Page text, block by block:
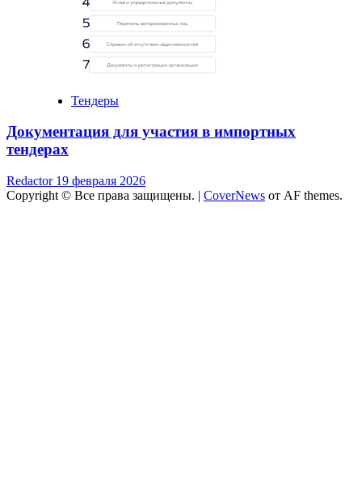
Тендеры
Документация для участия в импортных
тендерах
Redactor 19 февраля 2026
Copyright © Все права защищены. | CoverNews от AF themes.